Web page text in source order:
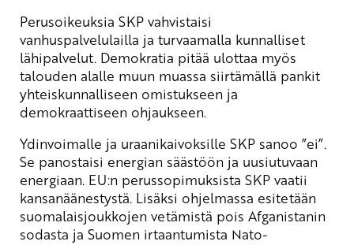
Perusoikeuksia SKP vahvistaisi
vanhuspalvelulailla ja turvaamalla kunnalliset
lähipalvelut. Demokratia pitää ulottaa myös
talouden alalle muun muassa siirtämällä pankit
yhteiskunnalliseen omistukseen ja
demokraattiseen ohjaukseen.
Ydinvoimalle ja uraanikaivoksille SKP sanoo ”ei”.
Se panostaisi energian säästöön ja uusiutuvaan
energiaan. EU:n perussopimuksista SKP vaatii
kansanäänestystä. Lisäksi ohjelmassa esitetään
suomalaisjoukkojen vetämistä pois Afganistanin
sodasta ja Suomen irtaantumista Nato-